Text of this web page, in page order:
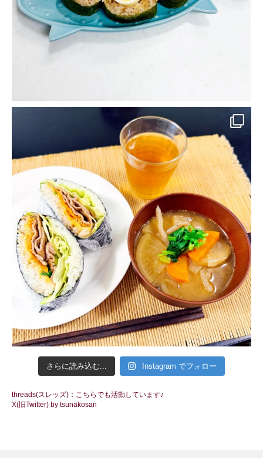
さらに読み込む... Instagram でフォロー
threads(スレッズ)：こちらでも活動しています♪
X(旧Twitter) by tsunakosan